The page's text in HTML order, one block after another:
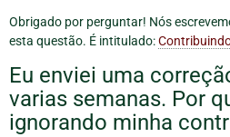
Obrigado por perguntar! Nós
esta questão. É intitulado:
Eu enviei uma
varias semanas. Por
ignorando minha